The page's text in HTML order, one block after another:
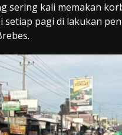
sering kali memakan
pagi di lakukan